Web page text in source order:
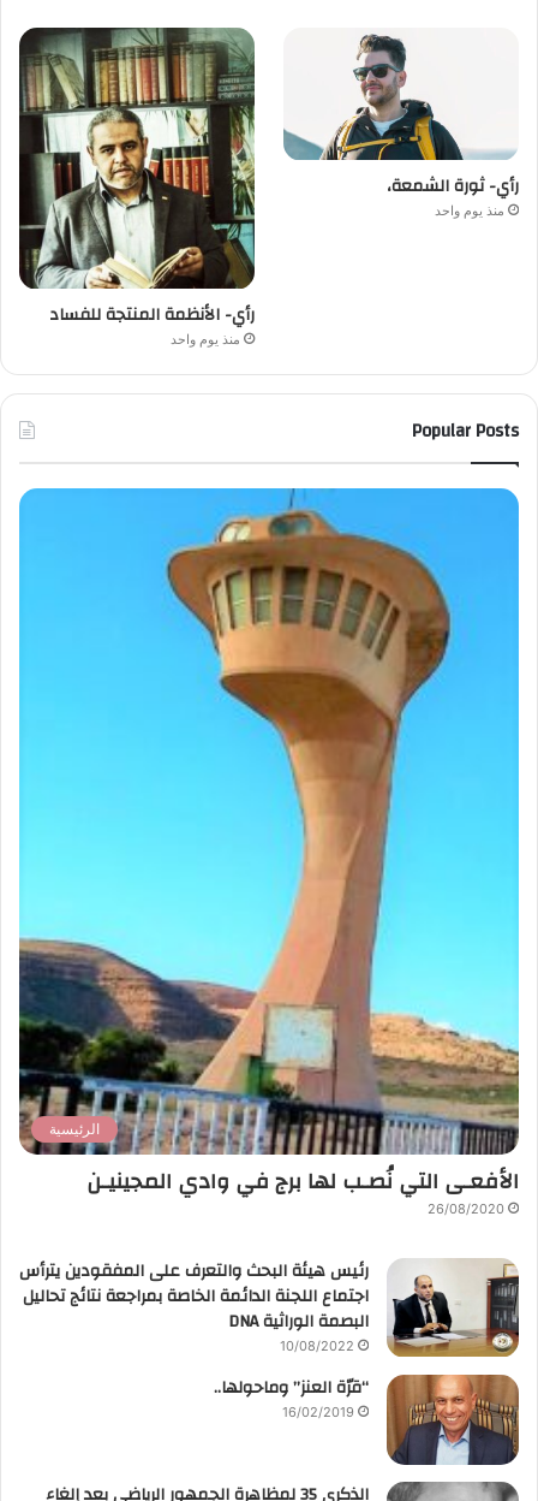
رأي- ثورة الشمعة،
منذ يوم واحد
رأي- الأنظمة المنتجة للفساد
منذ يوم واحد
Popular Posts
الرئيسية
الأفعـى التي نُصـب لها برج في وادي المجينيـن
26/08/2020
رئيس هيئة البحث والتعرف على المفقودين يترأس
اجتماع اللجنة الدائمة الخاصة بمراجعة نتائج تحاليل
البصمة الوراثية DNA
10/08/2022
“قرّة العنز” وماحولها..
16/02/2019
الذكرى 35 لمظاهرة الجمهور الرياضي بعد إلغاء